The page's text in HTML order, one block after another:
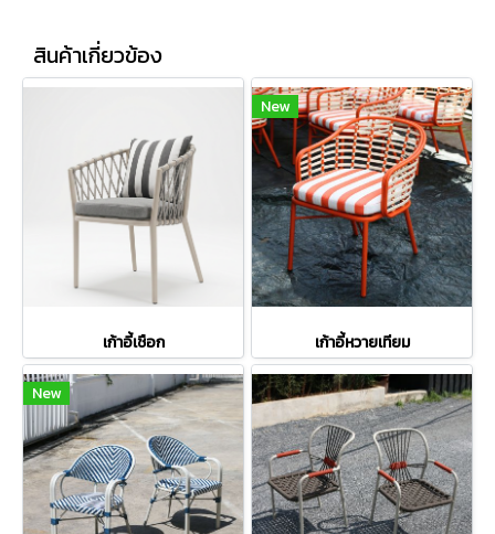
สินค้าเกี่ยวข้อง
เก้าอี้เชือก
New
เก้าอี้หวายเทียม
New